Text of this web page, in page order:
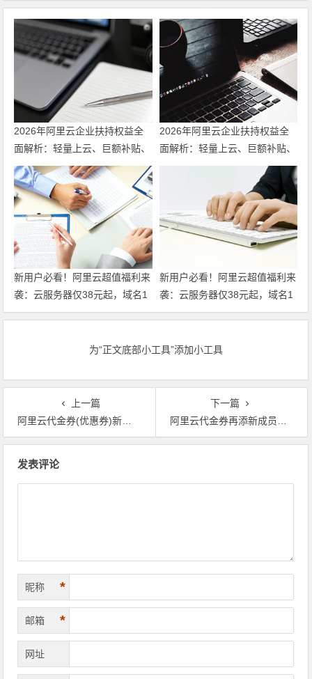
2026年阿里云企业扶持权益全
面解析：轻量上云、巨额补贴、
专家护航三箭齐发 领代金券
2026年阿里云企业扶持权益全
面解析：轻量上云、巨额补贴、
专家护航三箭齐发
新用户必看！阿里云超值福利来
袭：云服务器仅38元起，域名1
元注册，160款产品免费体验，
新用户必看！阿里云超值福利来
袭：云服务器仅38元起，域名1
元注册，160款产品免费体验，
为“正文底部小工具”添加小工具
上一篇
阿里云代金券(优惠券)新升级，新增300面额通用代金券，总额2020元
下一篇
阿里云代金券再添新成员，新增3200元建站产品满减代金券
发表评论
昵称 *
邮箱 *
网址